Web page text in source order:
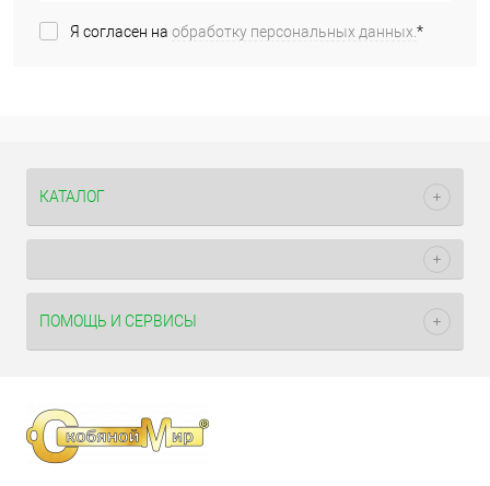
Я согласен на обработку персональных данных.*
КАТАЛОГ
ПОМОЩЬ И СЕРВИСЫ